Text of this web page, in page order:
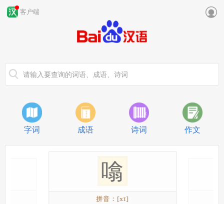
客户端 
字词 成语 诗词 作文
噏
拼音：[xī]